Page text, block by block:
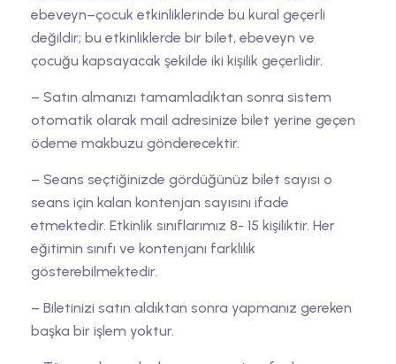
ebeveyn–çocuk etkinliklerinde bu kural geçerli
değildir; bu etkinliklerde bir bilet, ebeveyn ve
çocuğu kapsayacak şekilde iki kişilik geçerlidir.
– Satın almanızı tamamladıktan sonra sistem
otomatik olarak mail adresinize bilet yerine geçen
ödeme makbuzu gönderecektir.
– Seans seçtiğinizde gördüğünüz bilet sayısı o
seans için kalan kontenjan sayısını ifade
etmektedir. Etkinlik sınıflarımız 8- 15 kişiliktir. Her
eğitimin sınıfı ve kontenjanı farklılık
gösterebilmektedir.
– Biletinizi satın aldıktan sonra yapmanız gereken
başka bir işlem yoktur.